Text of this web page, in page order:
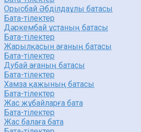
Орысбай Әбділдаұлы батасы
Бата-тілектер
Дәркембай ұстаның батасы
Бата-тілектер
Жарылқасын ағаның батасы
Бата-тілектер
Дубай ағаның батасы
Бата-тілектер
Хамза қажының батасы
Бата-тілектер
Жас жұбайларға бата
Бата-тілектер
Жас балаға бата